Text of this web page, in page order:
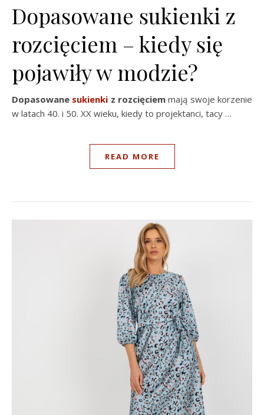
Dopasowane sukienki z
rozcięciem – kiedy się
pojawiły w modzie?
Dopasowane sukienki z rozcięciem mają swoje korzenie
w latach 40. i 50. XX wieku, kiedy to projektanci, tacy …
READ MORE